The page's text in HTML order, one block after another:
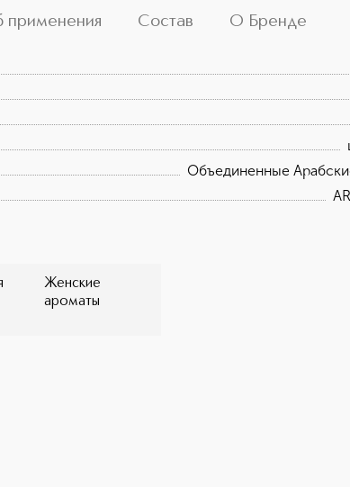
применения Состав О Бренде
Объединенные
Женские
ароматы